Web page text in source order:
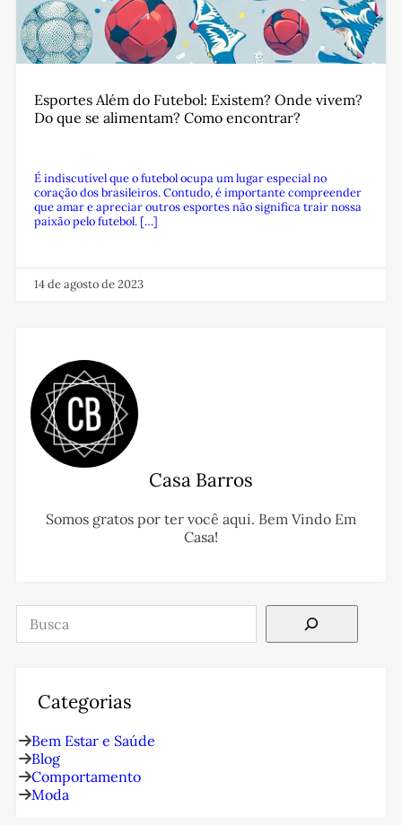
Esportes Além do Futebol: Existem? Onde vivem?
Do que se alimentam? Como encontrar?
É indiscutível que o futebol ocupa um lugar especial no
coração dos brasileiros. Contudo, é importante compreender
que amar e apreciar outros esportes não significa trair nossa
paixão pelo futebol. […]
14 de agosto de 2023
Casa Barros
Somos gratos por ter você aqui. Bem Vindo Em
Casa!
Pesquisar
Categorias
Bem Estar e Saúde
Blog
Comportamento
Moda